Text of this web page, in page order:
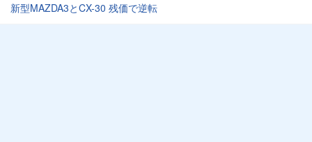
新型MAZDA3とCX-30 残価で逆転